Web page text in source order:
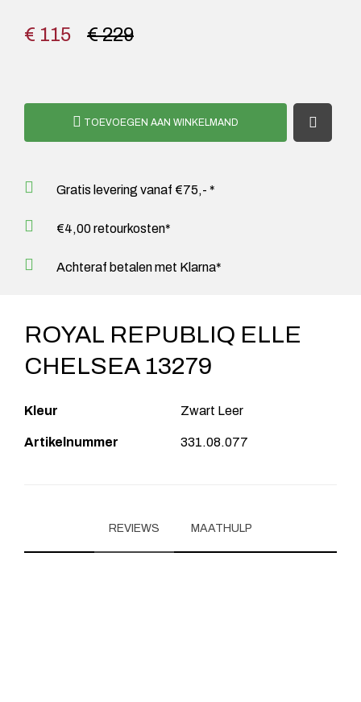
€ 229
€ 115
TOEVOEGEN AAN WINKELMAND
Gratis levering vanaf €75,- *
€4,00 retourkosten*
Achteraf betalen met Klarna*
ROYAL REPUBLIQ ELLE
CHELSEA 13279
Kleur Zwart Leer
Artikelnummer 331.08.077
REVIEWS MAATHULP